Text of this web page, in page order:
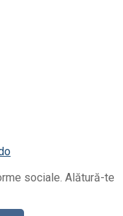
sociale. Alătură-te